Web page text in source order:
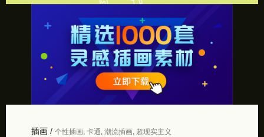
插画/ 个性插画, 卡通 潮流插画, 超现实主义